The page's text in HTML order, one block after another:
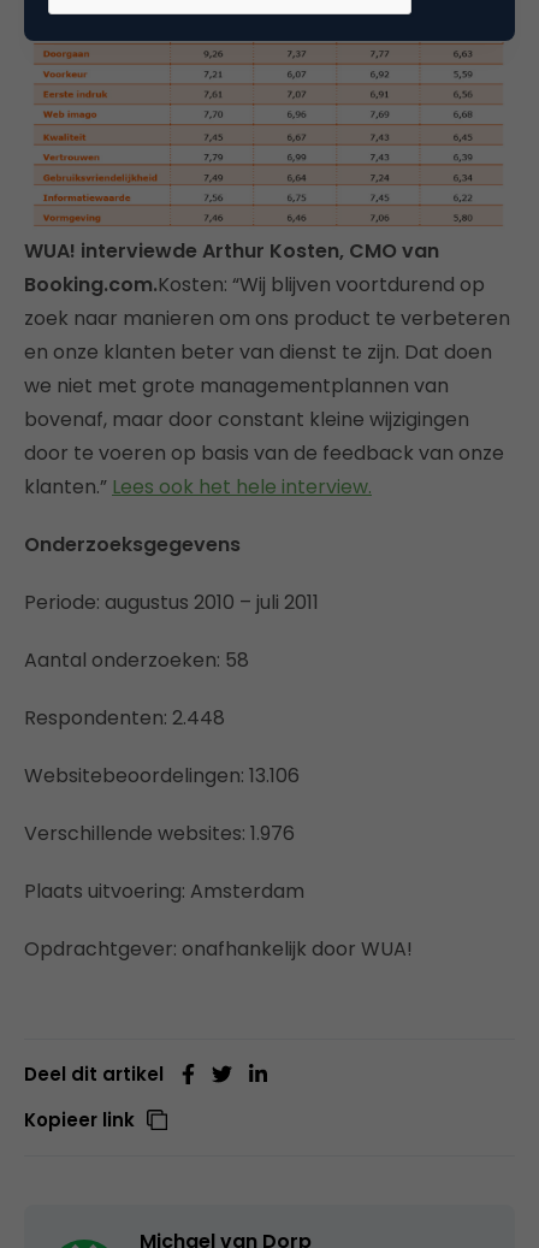
WUA! interviewde Arthur Kosten, CMO van
Booking.com.Kosten: “Wij blijven voortdurend op
zoek naar manieren om ons product te verbeteren
en onze klanten beter van dienst te zijn. Dat doen
we niet met grote managementplannen van
bovenaf, maar door constant kleine wijzigingen
door te voeren op basis van de feedback van onze
klanten.” Lees ook het hele interview.
Onderzoeksgegevens
Periode: augustus 2010 – juli 2011
Aantal onderzoeken: 58
Respondenten: 2.448
Websitebeoordelingen: 13.106
Verschillende websites: 1.976
Plaats uitvoering: Amsterdam
Opdrachtgever: onafhankelijk door WUA!
Deel dit artikel
Kopieer link
Michael van Dorp